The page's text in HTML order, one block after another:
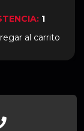
1
al carrito